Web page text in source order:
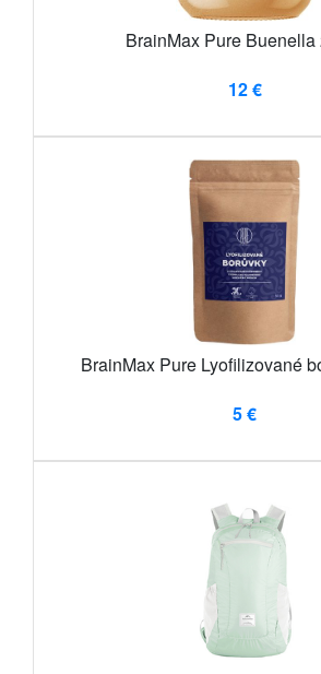
BrainMax Pure Buenella
12 €
BrainMax Pure Lyofilizované
5 €